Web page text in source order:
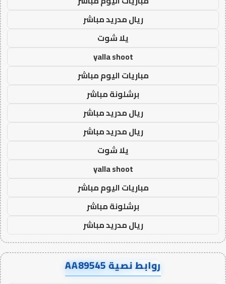
ريال مدريد مباشر
يلا شوت
yalla shoot
مباريات اليوم مباشر
برشلونة مباشر
ريال مدريد مباشر
ريال مدريد مباشر
يلا شوت
yalla shoot
مباريات اليوم مباشر
برشلونة مباشر
ريال مدريد مباشر
روابط نصية AA89545